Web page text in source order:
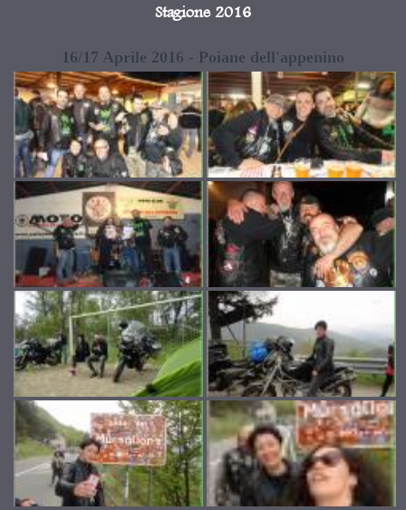
Stagione 2016
16/17 Aprile 2016 - Poiane dell'appenino